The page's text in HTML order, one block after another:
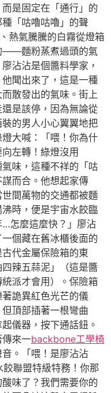
是固定在「通行」的
「咕嚕咕嚕」的聲
熱氣騰騰的白霧從燈箱
——麵粉蒸煮過頭的氣
沾沾是個醬料學家，
聞出來了，這是一種
散發出的氣味。街上
是該停，因為無論從
的男人小心翼翼地把
大喊：「喂！你為什
左轉！綠燈沒用
味，這種不祥的「咕
而合。他想起家傳
世間萬物的交通都被麵
時，便是宇宙水餃臨
…怎麼這麼快？」廖沾
個藏在舊冰櫃後面的
代金屬保險箱的東
辣五蒜泥」（這是醬
派才會用）。保險箱
詭異紅色光芒的儀
頂部插著一根彎曲
儀器，按下通話鈕。
來一backbone工學椅
。「喂！是廖沾沾
聯盟特級特務！你那
味了？我們需要你的